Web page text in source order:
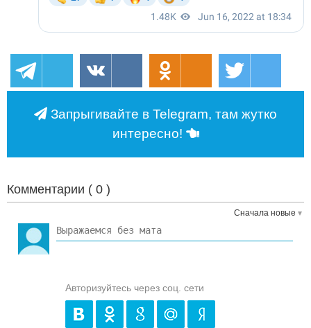
Запрыгивайте в Telegram, там жутко
интересно!
Комментарии ( 0 )
Сначала новые
Авторизуйтесь через соц. сети